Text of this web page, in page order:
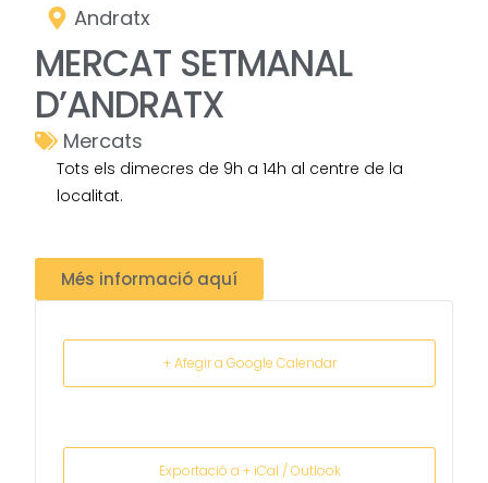
Andratx
MERCAT SETMANAL
D’ANDRATX
Mercats
Tots els dimecres de 9h a 14h al centre de la
localitat.
Més informació aquí
+ Afegir a Google Calendar
Exportació a + iCal / Outlook